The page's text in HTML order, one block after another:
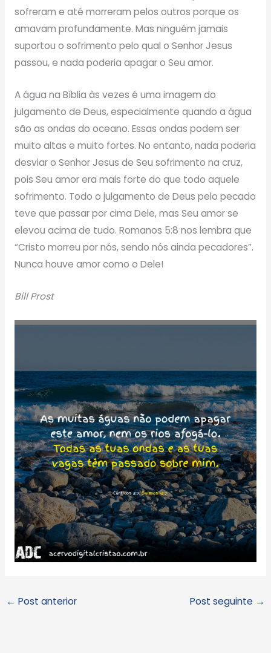
sofreram e até morreram pelos outros porque os
amavam profundamente. Mas ninguém jamais
suportou o sofrimento pelo qual o Senhor Jesus
passou, e nada poderia apagar o Seu amor.
A água na Bíblia às vezes é uma imagem do
julgamento de Deus, especialmente quando a água
são as ondas do oceano. Essas ondas podem ser
muito altas e muito fortes. No entanto, nada poderia
desviar o Senhor Jesus de Seu sofrimento na cruz,
pois Seu amor era mais forte do que todo aquele
sofrimento. Todo o julgamento de Deus pelo pecado
teve que passar por cima Dele, mas Seu amor se
elevou acima de tudo. Romanos 5:8 nos lembra que
“Cristo morreu por nós, sendo nós ainda pecadores”.
Nunca houve amor como o Dele!
Bill Prost
← Post anterior Post seguinte →